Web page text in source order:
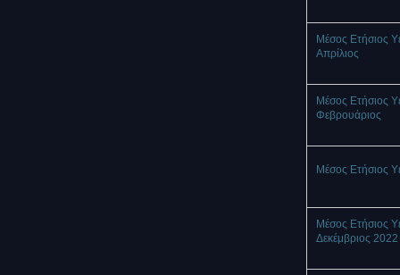
Μέσος Ετήσιος
Απρίλιος
Μέσος Ετήσιος
Φεβρουάριος
Μέσος Ετήσιος
Μέσος Ετήσιος
Δεκέμβριος 2022